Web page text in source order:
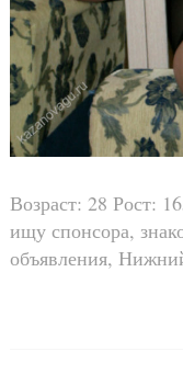
Возраст: 28 Рост:
ищу спонсора,
объявления,